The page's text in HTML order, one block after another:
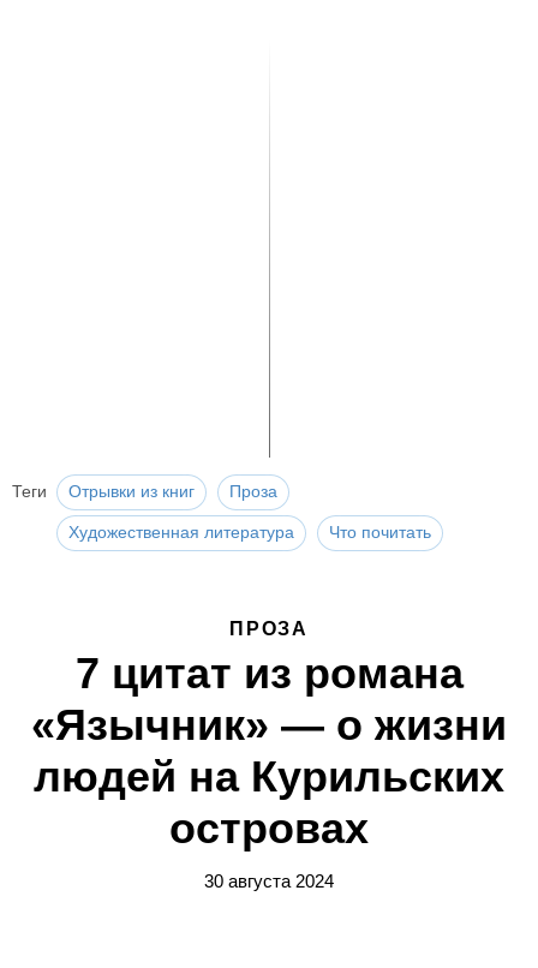
Теги Отрывки из книг Проза
Художественная литература Что почитать
ПРОЗА
7 цитат из романа
«Язычник» — о жизни
людей на Курильских
островах
30 августа 2024